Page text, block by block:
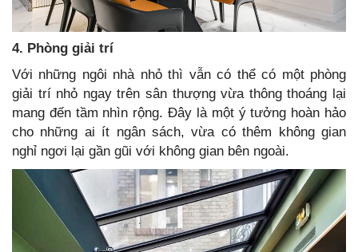
4. Phòng giải trí
Với những ngôi nhà nhỏ thì vẫn có thể có một phòng
giải trí nhỏ ngay trên sân thượng vừa thông thoáng lại
mang đến tầm nhìn rộng. Đây là một ý tưởng hoàn hảo
cho những ai ít ngân sách, vừa có thêm không gian
nghỉ ngơi lại gần gũi với không gian bên ngoài.